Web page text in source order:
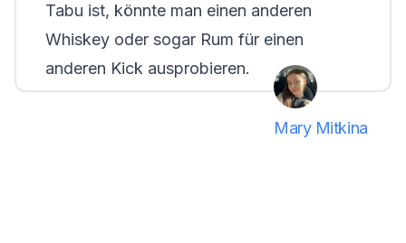
Tabu ist, könnte man einen anderen
Whiskey oder sogar Rum für einen
anderen Kick ausprobieren.
Mary Mitkina